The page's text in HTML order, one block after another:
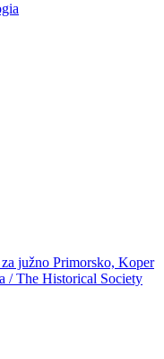
južno Primorsko, Koper
/ The Historical Society